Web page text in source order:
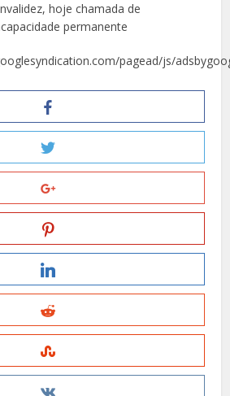
hoje chamada de
permanente
pagead/js/